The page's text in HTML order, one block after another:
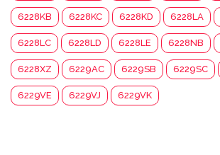
6228KB 6228KC 6228KD 6228LA
6228LC 6228LD 6228LE 6228NB
6228XZ 6229AC 6229SB 6229SC
6229VE 6229VJ 6229VK